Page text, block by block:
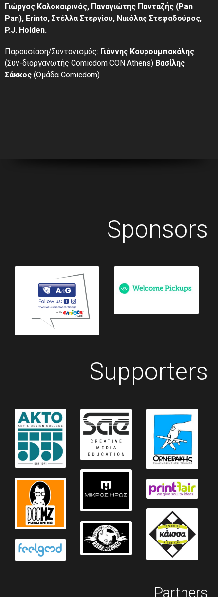
Γιώργος Καλοκαιρινός, Παναγιώτης Πανταζής (Pan
Pan), Erinto, Στέλλα Στεργίου, Νικόλας Στεφαδούρος,
P.J. Holden.
Παρουσίαση/Συντονισμός: Γιάννης Κουρουμπακάλης
(Συν-διοργανωτής Comicdom CON Athens) Βασίλης
Σάκκος (Ομάδα Comicdom)
Sponsors
Supporters
Partners